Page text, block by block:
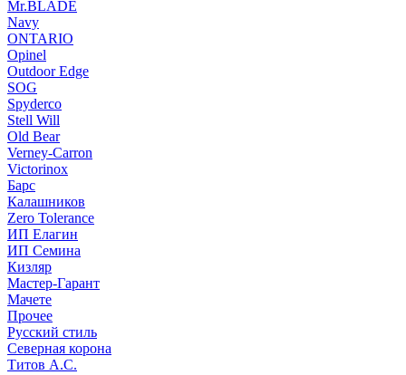
Mr.BLADE
Navy
ONTARIO
Opinel
Outdoor Edge
SOG
Spyderco
Stell Will
Old Bear
Verney-Carron
Victorinox
Барс
Калашников
Zero Tolerance
ИП Елагин
ИП Семина
Кизляр
Мастер-Гарант
Мачете
Прочее
Русский стиль
Северная корона
Титов А.С.